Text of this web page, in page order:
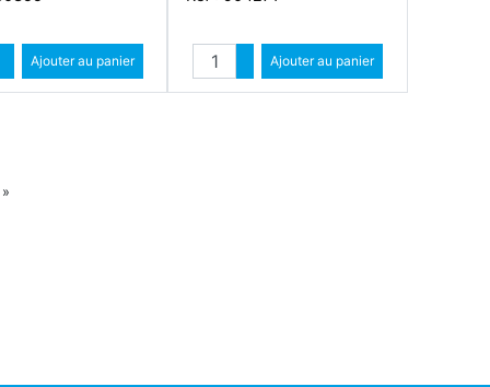
Quantité
Augmenter quantité
Diminuer quantité
Ajouter au panier Quantité
Augmenter quantité
Diminuer quantité
Ajouter au panier
»